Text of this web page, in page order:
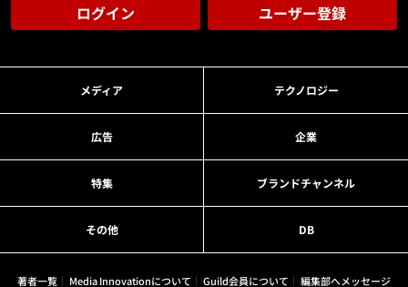
ログイン ユーザー登録
メディア テクノロジー
広告 企業
特集 ブランドチャンネル
その他 DB
著者一覧 Media Innovationについて Guild会員について 編集部へメッセージ